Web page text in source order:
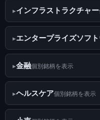
インフラストラクチャー
エンタープライズソフ
金融個別銘柄を表示
ヘルスケア個別銘柄を表示